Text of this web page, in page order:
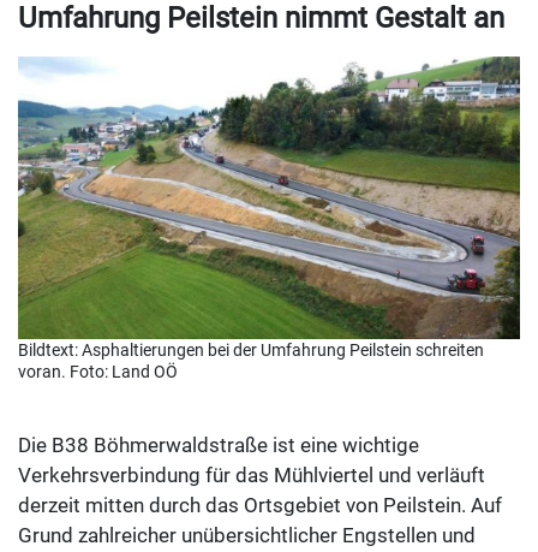
Umfahrung Peilstein nimmt Gestalt an
Bildtext: Asphaltierungen bei der Umfahrung Peilstein schreiten
voran. Foto: Land OÖ
Die B38 Böhmerwaldstraße ist eine wichtige
Verkehrsverbindung für das Mühlviertel und verläuft
derzeit mitten durch das Ortsgebiet von Peilstein. Auf
Grund zahlreicher unübersichtlicher Engstellen und